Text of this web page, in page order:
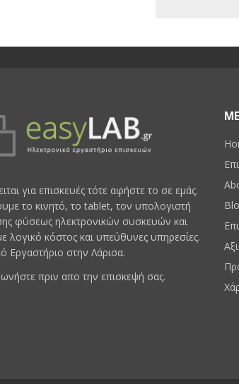
για επισκευές τότε αφήστε το σε εμάς.
το κινητό, το tablet, τον υπολογιστή
φύσεως ηλεκτρονικών συσκευών και
λογικό κόστος και υπεύθυνες υπηρεσίες.
Εργαστήριο στην Λάρισα.
πριν απο την επισκεψή σας.